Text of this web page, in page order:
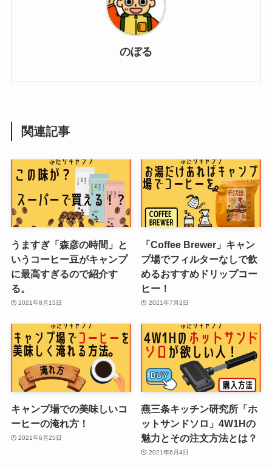
のぼる
関連記事
うますぎ「森彦の時間」と
いうコーヒー豆がキャンプ
に最高すぎるので紹介す
る。
2021年8月15日
「Coffee Brewer」キャン
プ場でフィルターなしで飲
めるおすすめドリップコー
ヒー！
2021年7月2日
キャンプ場での美味しいコ
ーヒーの淹れ方！
2021年6月25日
燕三条キッチン研究所「ホ
ットサンドソロ」4W1Hの
魅力とその注文方法とは？
2021年6月4日